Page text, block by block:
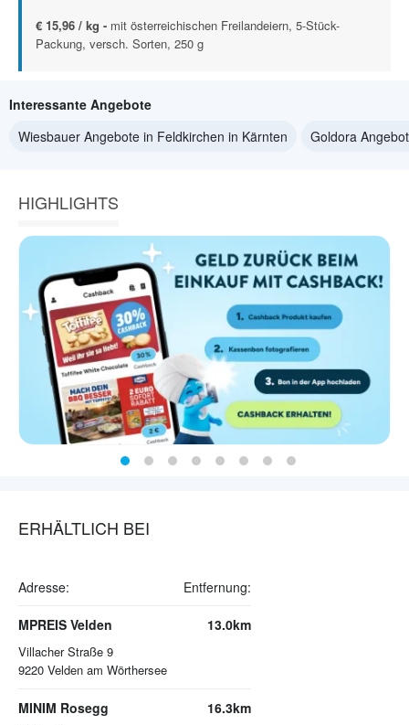
€ 15,96 / kg - mit österreichischen Freilandeiern, 5-Stück-
Packung, versch. Sorten, 250 g
Interessante Angebote
Wiesbauer Angebote in Feldkirchen in Kärnten
Goldora
HIGHLIGHTS
ERHÄLTLICH BEI
Adresse: Entfernung:
MPREIS Velden
Villacher Straße 9
9220 Velden am Wörthersee
13.0km
MINIM Rosegg 16.3km